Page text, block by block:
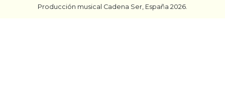
Producción musical Cadena Ser, España 2026.